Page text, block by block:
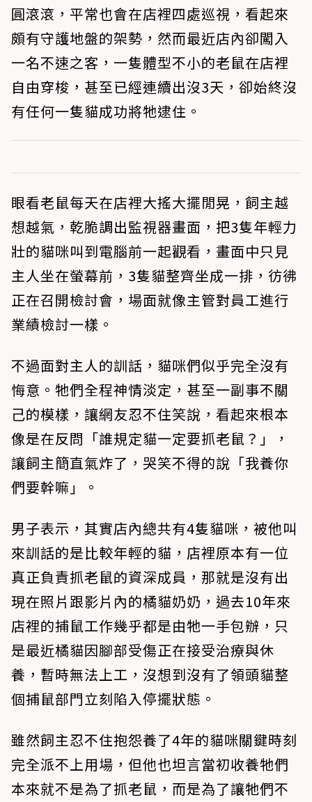
圓滾滾，平常也會在店裡四處巡視，看起來
頗有守護地盤的架勢，然而最近店內卻闖入
一名不速之客，一隻體型不小的老鼠在店裡
自由穿梭，甚至已經連續出沒3天，卻始終沒
有任何一隻貓成功將牠逮住。
眼看老鼠每天在店裡大搖大擺閒晃，飼主越
想越氣，乾脆調出監視器畫面，把3隻年輕力
壯的貓咪叫到電腦前一起觀看，畫面中只見
主人坐在螢幕前，3隻貓整齊坐成一排，彷彿
正在召開檢討會，場面就像主管對員工進行
業績檢討一樣。
不過面對主人的訓話，貓咪們似乎完全沒有
悔意。牠們全程神情淡定，甚至一副事不關
己的模樣，讓網友忍不住笑說，看起來根本
像是在反問「誰規定貓一定要抓老鼠？」，
讓飼主簡直氣炸了，哭笑不得的說「我養你
們要幹嘛」。
男子表示，其實店內總共有4隻貓咪，被他叫
來訓話的是比較年輕的貓，店裡原本有一位
真正負責抓老鼠的資深成員，那就是沒有出
現在照片跟影片內的橘貓奶奶，過去10年來
店裡的捕鼠工作幾乎都是由牠一手包辦，只
是最近橘貓因腳部受傷正在接受治療與休
養，暫時無法上工，沒想到沒有了領頭貓整
個捕鼠部門立刻陷入停擺狀態。
雖然飼主忍不住抱怨養了4年的貓咪關鍵時刻
完全派不上用場，但他也坦言當初收養牠們
本來就不是為了抓老鼠，而是為了讓牠們不